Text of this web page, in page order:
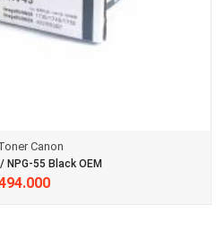
Canon
NPG-55 Black OEM